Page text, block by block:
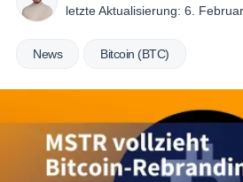
letzte Aktualisierung: 6.
News Bitcoin (BTC)